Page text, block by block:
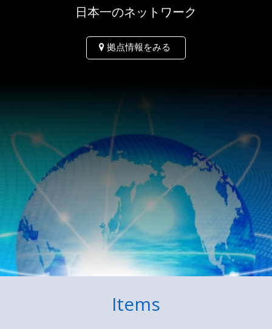
日本一のネットワーク
拠点情報をみる
Items